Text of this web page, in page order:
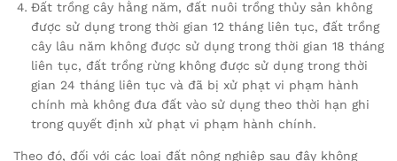
Đất trồng cây hằng năm, đất nuôi trồng thủy sản không
được sử dụng trong thời gian 12 tháng liên tục, đất trồng
cây lâu năm không được sử dụng trong thời gian 18 tháng
liên tục, đất trồng rừng không được sử dụng trong thời
gian 24 tháng liên tục và đã bị xử phạt vi phạm hành
chính mà không đưa đất vào sử dụng theo thời hạn ghi
trong quyết định xử phạt vi phạm hành chính.
Theo đó, đối với các loại đất nông nghiệp sau đây không